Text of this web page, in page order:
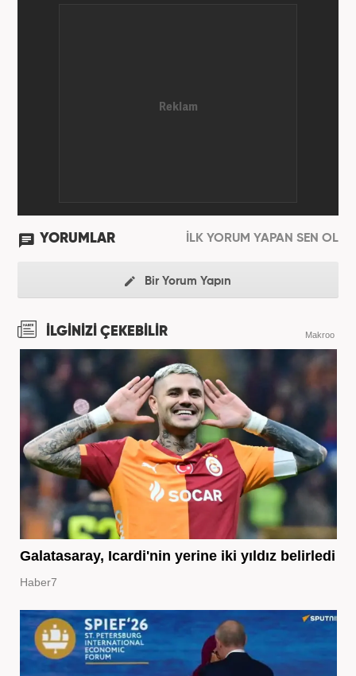
YORUMLAR İLK YORUM YAPAN SEN OL
Bir Yorum Yapın
İLGİNİZİ ÇEKEBİLİR Makroo
Galatasaray, Icardi'nin yerine iki yıldız belirledi
Haber7